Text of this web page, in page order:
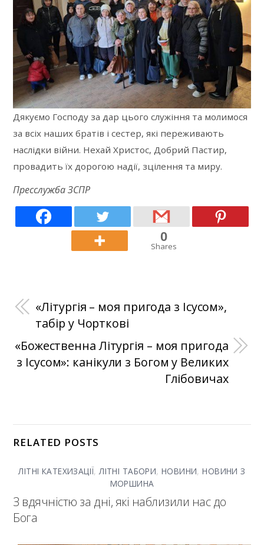
Дякуємо Господу за дар цього служіння та молимося
за всіх наших братів і сестер, які переживають
наслідки війни. Нехай Христос, Добрий Пастир,
провадить їх дорогою надії, зцілення та миру.
Пресслужба ЗСПР
0
Shares
«Літургія – моя пригода з Ісусом»,
табір у Чорткові
«Божественна Літургія – моя пригода
з Ісусом»: канікули з Богом у Великих
Глібовичах
RELATED POSTS
ЛІТНІ КАТЕХИЗАЦІЇ,ЛІТНІ ТАБОРИ, НОВИНИ,НОВИНИ З
МОРШИНА
З вдячністю за дні, які наблизили нас до
Бога